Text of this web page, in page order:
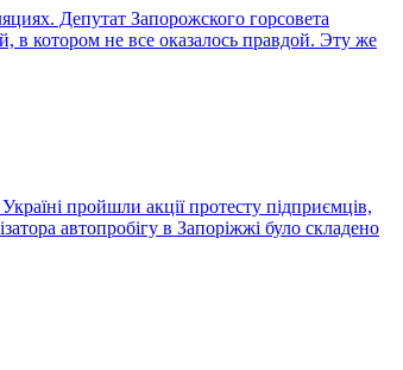
Депутат Запорожского горсовета
в котором не все оказалось правдой. Эту же
пройшли акції протесту підприємців,
автопробігу в Запоріжжі було складено